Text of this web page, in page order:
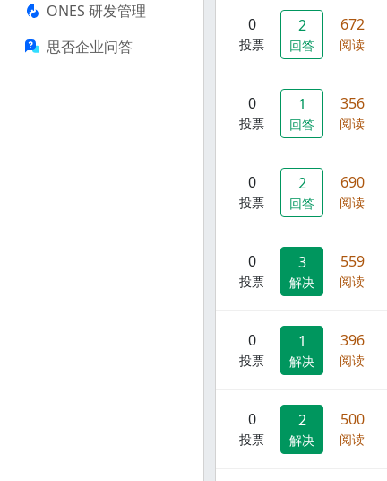
ONES 研发管理
思否企业问答
0
投票
2
回答
672
阅读
0
投票
1
回答
356
阅读
0
投票
2
回答
690
阅读
0
投票
3
解决
559
阅读
0
投票
1
解决
396
阅读
0
投票
2
解决
500
阅读